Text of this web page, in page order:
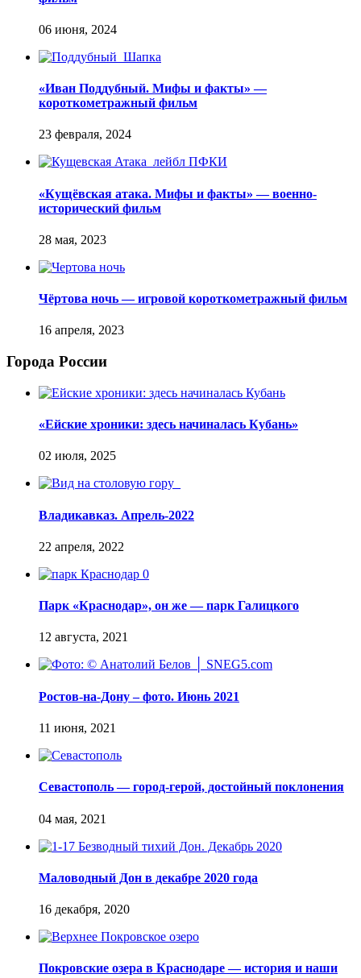
«Иван Поддубный. Мифы и факты» —
короткометражный фильм
«Кущёвская атака. Мифы и факты» — военно-
исторический фильм
Чёртова ночь — игровой короткометражный фильм
Города России
«Ейские хроники: здесь начиналась Кубань»
Владикавказ. Апрель-2022
Парк «Краснодар», он же — парк Галицкого
Ростов-на-Дону – фото. Июнь 2021
Севастополь — город-герой, достойный поклонения
Маловодный Дон в декабре 2020 года
Покровские озера в Краснодаре — история и наши